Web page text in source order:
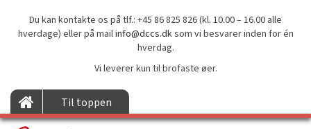
Du kan kontakte os på tlf.: +45 86 825 826 (kl. 10.00 – 16.00 alle
hverdage) eller på mailinfo@dccs.dksom vi besvarer inden for én
hverdag.
Vi leverer kun til brofaste øer.
Til toppen